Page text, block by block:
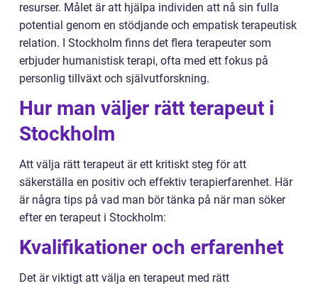
resurser. Målet är att hjälpa individen att nå sin fulla
potential genom en stödjande och empatisk terapeutisk
relation. I Stockholm finns det flera terapeuter som
erbjuder humanistisk terapi, ofta med ett fokus på
personlig tillväxt och självutforskning.
Hur man väljer rätt terapeut i
Stockholm
Att välja rätt terapeut är ett kritiskt steg för att
säkerställa en positiv och effektiv terapierfarenhet. Här
är några tips på vad man bör tänka på när man söker
efter en terapeut i Stockholm:
Kvalifikationer och erfarenhet
Det är viktigt att välja en terapeut med rätt